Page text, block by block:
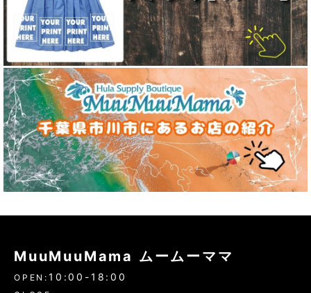
MuuMuuMama ムームーママ
OPEN: 10:00-18:00